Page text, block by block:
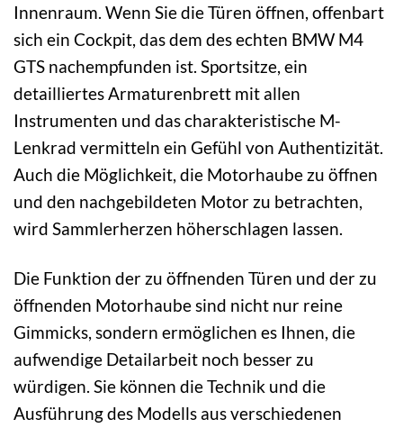
Innenraum. Wenn Sie die Türen öffnen, offenbart
sich ein Cockpit, das dem des echten BMW M4
GTS nachempfunden ist. Sportsitze, ein
detailliertes Armaturenbrett mit allen
Instrumenten und das charakteristische M-
Lenkrad vermitteln ein Gefühl von Authentizität.
Auch die Möglichkeit, die Motorhaube zu öffnen
und den nachgebildeten Motor zu betrachten,
wird Sammlerherzen höherschlagen lassen.
Die Funktion der zu öffnenden Türen und der zu
öffnenden Motorhaube sind nicht nur reine
Gimmicks, sondern ermöglichen es Ihnen, die
aufwendige Detailarbeit noch besser zu
würdigen. Sie können die Technik und die
Ausführung des Modells aus verschiedenen